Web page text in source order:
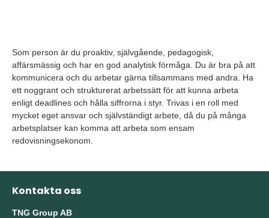
Som person är du proaktiv, självgående, pedagogisk,
affärsmässig och har en god analytisk förmåga. Du är bra på att
kommunicera och du arbetar gärna tillsammans med andra. Ha
ett noggrant och strukturerat arbetssätt för att kunna arbeta
enligt deadlines och hålla siffrorna i styr. Trivas i en roll med
mycket eget ansvar och självständigt arbete, då du på många
arbetsplatser kan komma att arbeta som ensam
redovisningsekonom.
Kontakta oss
TNG Group AB